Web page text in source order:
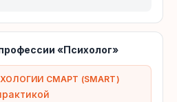
«Психолог»
СМАРТ (SMART)